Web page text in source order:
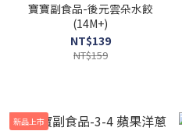
寶寶副食品-後元雲朵水餃
(14M+)
NT$139
NT$159
新品上市